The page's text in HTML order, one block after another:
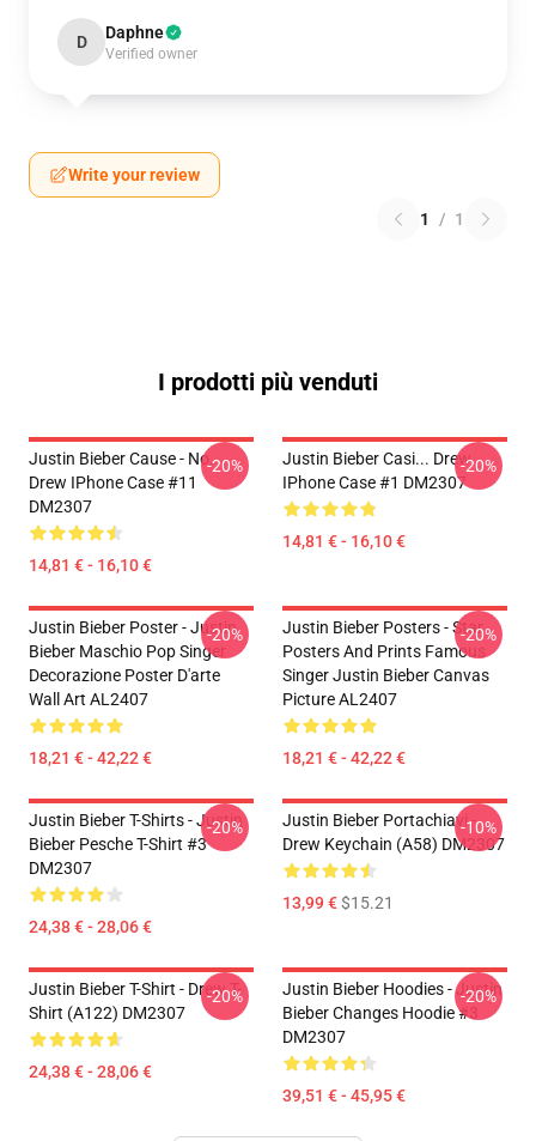
D Daphne
Verified owner
Write your review
1 / 1
I prodotti più venduti
Justin Bieber Cause - No.
Drew IPhone Case #11
DM2307
14,81 € - 16,10 €
-20%
Justin Bieber Casi... Drew
IPhone Case #1 DM2307
14,81 € - 16,10 €
-20%
Justin Bieber Poster - Justin
Bieber Maschio Pop Singer
Decorazione Poster D'arte
Wall Art AL2407
18,21 € - 42,22 €
-20%
Justin Bieber Posters - Star
Posters And Prints Famous
Singer Justin Bieber Canvas
Picture AL2407
18,21 € - 42,22 €
-20%
Justin Bieber T-Shirts - Justin
Bieber Pesche T-Shirt #3
DM2307
24,38 € - 28,06 €
-20%
Justin Bieber Portachiavi -
Drew Keychain (A58) DM2307
13,99 €$15.21
-10%
Justin Bieber T-Shirt - Drew T-
Shirt (A122) DM2307
24,38 € - 28,06 €
-20%
Justin Bieber Hoodies - Justin
Bieber Changes Hoodie #3
DM2307
39,51 € - 45,95 €
-20%